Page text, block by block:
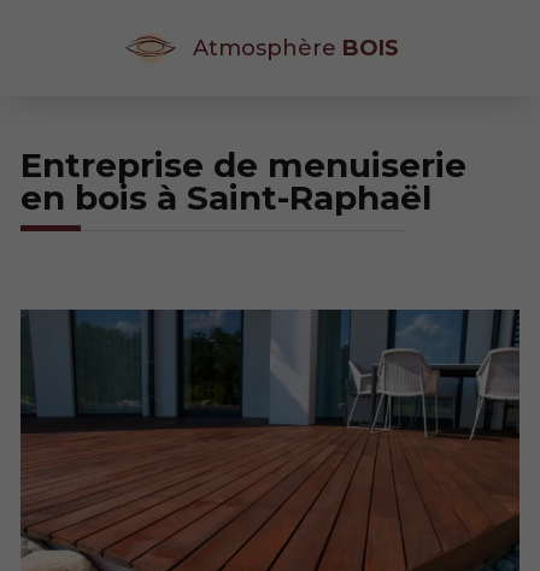
Atmosphère BOIS
Entreprise de menuiserie
en bois à Saint-Raphaël